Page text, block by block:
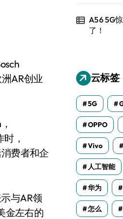
AR创业
，
费者和企
与AR领
金左右的
A56 5G
了！
云标签
5G
OPPO
Vivo
人工智能
华为
怎么